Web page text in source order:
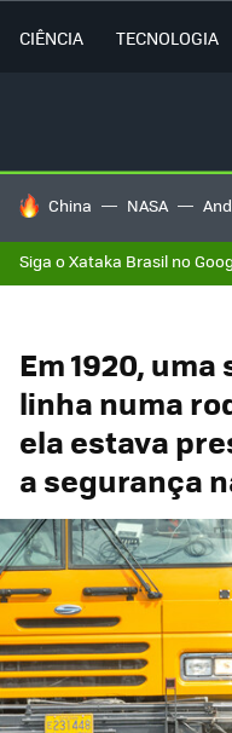
CIÊNCIA TECNOLOGIA
TENDÊNCIAS DO DIA
China NASA
Siga o Xataka Brasil no
Em 1920,
linha numa
ela estava
a segurança